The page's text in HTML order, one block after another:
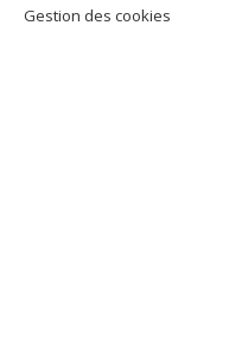
Gestion des cookies